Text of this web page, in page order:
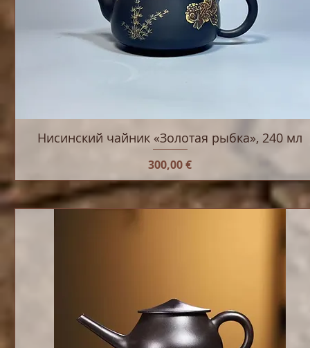
Нисинский чайник «Золотая рыбка», 240 мл
Цена
300,00 €